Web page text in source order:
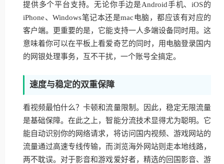
提供多个平台支持。无论你手边是Android手机、iOS的
iPhone、Windows笔记本还是mac电脑，都应该有对应的
客户端。更重要的是，它能支持一人多端设备同时用。这
意味着你可以在平板上看爱奇艺的同时，用电脑登录国内
的网银处理事务，互不干扰，一个账号全搞定。
速度与稳定的双重保障
看视频最怕什么？卡顿和流量限制。因此，稳定无限流量
是基础保障。在此之上，智能分流技术显得尤为聪明。它
能自动识别你的网络请求，将访问国内视频、游戏网站的
流量通过高速专线传输，而浏览海外网站则走本地线路，
两不耽误。对于影音和游戏爱好者，精选的回国影音、游